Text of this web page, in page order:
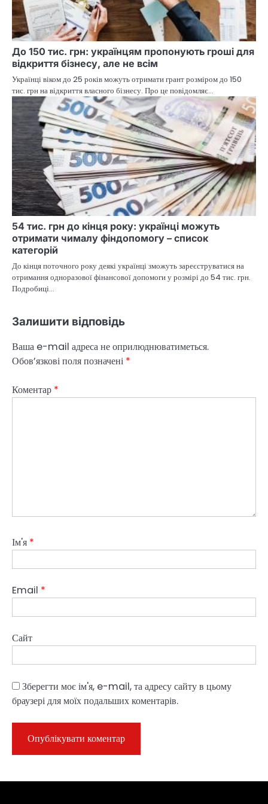
До 150 тис. грн: українцям пропонують гроші для
відкриття бізнесу, але не всім
Українці віком до 25 років можуть отримати грант розміром до 150
тис. грн на відкриття власного бізнесу. Про це повідомляє…
54 тис. грн до кінця року: українці можуть
отримати чималу фіндопомогу – список
категорій
До кінця поточного року деякі українці зможуть зареєструватися на
отримання одноразової фінансової допомоги у розмірі до 54 тис. грн.
Подробиці…
Залишити відповідь
Ваша e-mail адреса не оприлюднюватиметься.
Обов’язкові поля позначені *
Коментар *
Ім'я *
Email *
Сайт
Зберегти моє ім'я, e-mail, та адресу сайту в цьому
браузері для моїх подальших коментарів.